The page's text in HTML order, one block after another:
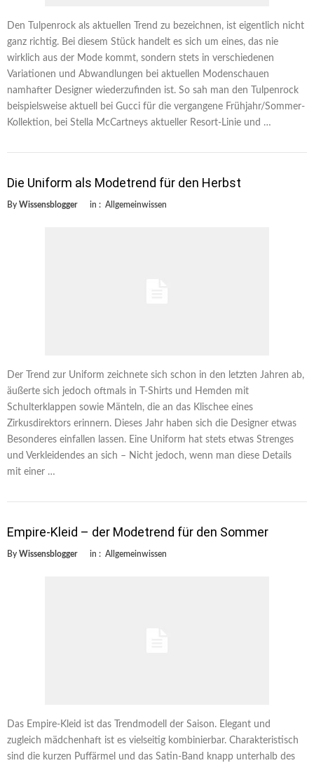
Den Tulpenrock als aktuellen Trend zu bezeichnen, ist eigentlich nicht
ganz richtig. Bei diesem Stück handelt es sich um eines, das nie
wirklich aus der Mode kommt, sondern stets in verschiedenen
Variationen und Abwandlungen bei aktuellen Modenschauen
namhafter Designer wiederzufinden ist. So sah man den Tulpenrock
beispielsweise aktuell bei Gucci für die vergangene Frühjahr/Sommer-
Kollektion, bei Stella McCartneys aktueller Resort-Linie und …
Die Uniform als Modetrend für den Herbst
By Wissensblogger in : Allgemeinwissen
Der Trend zur Uniform zeichnete sich schon in den letzten Jahren ab,
äußerte sich jedoch oftmals in T-Shirts und Hemden mit
Schulterklappen sowie Mänteln, die an das Klischee eines
Zirkusdirektors erinnern. Dieses Jahr haben sich die Designer etwas
Besonderes einfallen lassen. Eine Uniform hat stets etwas Strenges
und Verkleidendes an sich – Nicht jedoch, wenn man diese Details
mit einer …
Empire-Kleid – der Modetrend für den Sommer
By Wissensblogger in : Allgemeinwissen
Das Empire-Kleid ist das Trendmodell der Saison. Elegant und
zugleich mädchenhaft ist es vielseitig kombinierbar. Charakteristisch
sind die kurzen Puffärmel und das Satin-Band knapp unterhalb des